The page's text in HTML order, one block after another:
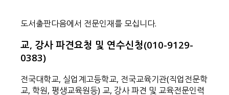
도서출판다음에서 전문인재를 모십니다.
교, 강사 파견요청 및 연수신청(010-9129-
0383)
전국대학교, 실업계고등학교, 전국교육기관(직업전문학
교, 학원, 평생교육원등) 교, 강사 파견 및 교육전문인력